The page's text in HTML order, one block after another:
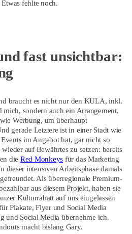
fehlte noch.
fast unsichtbar:
braucht es nicht nur den KULA, inkl.
sondern auch ein Arrangement,
Werbung, um überhaupt
gerade Letztere ist in einer Stadt wie
im Angebot hat, gar nicht so
auf Bewährtes zu setzen: bereits
die Red Monkeys für das Marketing
dieser intensiven Arbeitsphase damals
Als überregionale Premium-
aus diesem Projekt, haben sie
Kulturrabatt auf uns eingelassen
Plakate, Flyer und Social Media
und Social Media übernehme ich.
macht bislang Gary.